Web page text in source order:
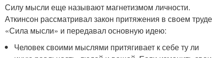
Силу мысли еще называют магнетизмом личности.
Аткинсон рассматривал закон притяжения в своем труде
«Сила мысли» и передавал основную идею:
Человек своими мыслями притягивает к себе ту ли